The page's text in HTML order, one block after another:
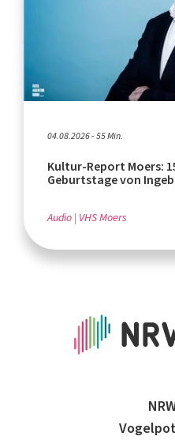
04.08.2026 - 55 Min.
Kultur-Report Moers:
Geburtstage von
Audio VHS Moers